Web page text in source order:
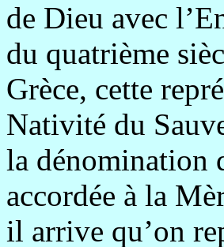
de Dieu avec
du quatrième
Grèce, cette
Nativité du
la dénomination
accordée à la
il arrive qu’on